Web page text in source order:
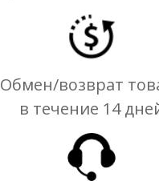
Обмен/возврат
в течение 14